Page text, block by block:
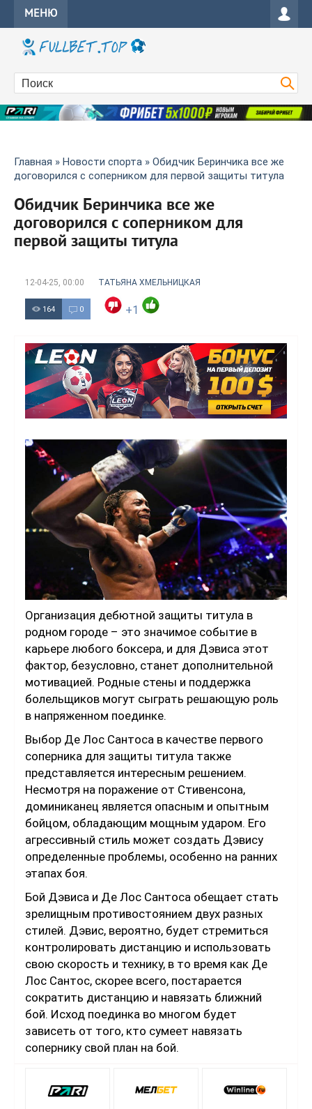
МЕНЮ
Главная » Новости спорта » Обидчик Беринчика все же
договорился с соперником для первой защиты титула
Обидчик Беринчика все же
договорился с соперником для
первой защиты титула
12-04-25, 00:00 ТАТЬЯНА ХМЕЛЬНИЦКАЯ
164 0 +1
Организация дебютной защиты титула в
родном городе – это значимое событие в
карьере любого боксера, и для Дэвиса этот
фактор, безусловно, станет дополнительной
мотивацией. Родные стены и поддержка
болельщиков могут сыграть решающую роль
в напряженном поединке.
Выбор Де Лос Сантоса в качестве первого
соперника для защиты титула также
представляется интересным решением.
Несмотря на поражение от Стивенсона,
доминиканец является опасным и опытным
бойцом, обладающим мощным ударом. Его
агрессивный стиль может создать Дэвису
определенные проблемы, особенно на ранних
этапах боя.
Бой Дэвиса и Де Лос Сантоса обещает стать
зрелищным противостоянием двух разных
стилей. Дэвис, вероятно, будет стремиться
контролировать дистанцию и использовать
свою скорость и технику, в то время как Де
Лос Сантос, скорее всего, постарается
сократить дистанцию и навязать ближний
бой. Исход поединка во многом будет
зависеть от того, кто сумеет навязать
сопернику свой план на бой.